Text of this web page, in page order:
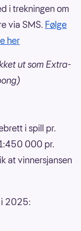
i trekningen om
via SMS. Følge
her
ut som Extra-
i spill pr.
000 pr.
at vinnersjansen
2025: